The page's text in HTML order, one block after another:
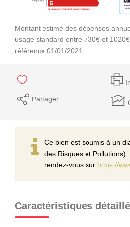
Montant estimé des dépenses
usage standard entre 730€ et
référence 01/01/2021.
Partager
Ce bien est soumis à un
des Risques et Pollutions).
rendez-vous sur https://
Caractéristiques